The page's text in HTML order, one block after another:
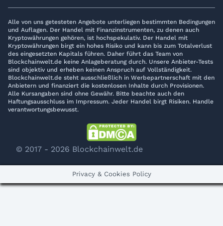
Alle von uns getesteten Angebote unterliegen bestimmten Bedingungen
und Auflagen. Der Handel mit Finanzinstrumenten, zu denen auch
Kryptowährungen gehören, ist hochspekulativ. Der Handel mit
Kryptowährungen birgt ein hohes Risiko und kann bis zum Totalverlust
des eingesetzten Kapitals führen. Daher führt das Team von
Blockchainwelt.de keine Anlageberatung durch. Unsere Anbieter-Tests
sind objektiv und erheben keinen Anspruch auf Vollständigkeit.
Blockchainwelt.de steht ausschließlich in Werbepartnerschaft mit den
Anbietern und finanziert die kostenlosen Inhalte durch Provisionen.
Alle Kursangaben sind ohne Gewähr. Bitte beachte auch den
Haftungsausschluss im Impressum. Jeder Handel birgt Risiken. Handle
verantwortungsbewusst.
© 2017 - 2026 Blockchainwelt.de
Privacy & Cookies Policy